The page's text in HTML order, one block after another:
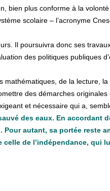
bien plus conforme à la
scolaire – l’acronyme
Il poursuivra donc ses
des politiques publiques
de la lecture, la
des démarches originales
et nécessaire qui a,
des eaux. En accordant
Pour autant, sa portée reste
celle de l’indépendance, qui